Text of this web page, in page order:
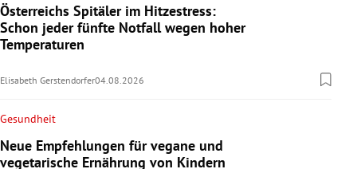
Österreichs Spitäler im Hitzestress:
Schon jeder fünfte Notfall wegen hoher
Temperaturen
Elisabeth Gerstendorfer04.08.2026
Gesundheit
Neue Empfehlungen für vegane und
vegetarische Ernährung von Kindern